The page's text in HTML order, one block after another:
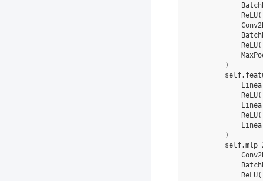
ReLU
ReLU
)
self.
ReLU
ReLU
)
self.
ReLU